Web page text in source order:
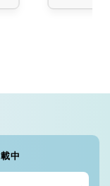
中